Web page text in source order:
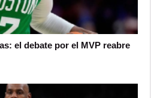
el debate por el MVP reabre